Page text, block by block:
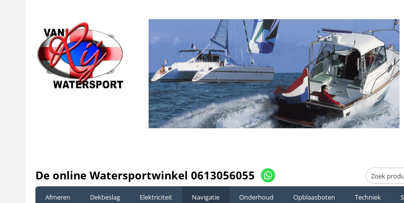
De online Watersportwinkel 0613056055
Afmeren Dekbeslag Elektriciteit Navigatie Onderhoud Opblaasboten Techniek